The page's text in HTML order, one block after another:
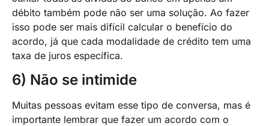
débito também pode não ser uma solução. Ao fazer
isso pode ser mais difícil calcular o benefício do
acordo, já que cada modalidade de crédito tem uma
taxa de juros específica.
6) Não se intimide
Muitas pessoas evitam esse tipo de conversa, mas é
importante lembrar que fazer um acordo com o